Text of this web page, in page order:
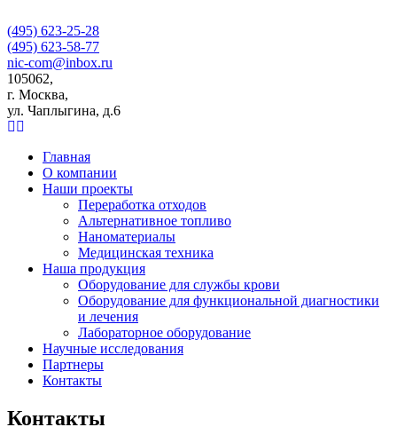
(495) 623-25-28
(495) 623-58-77
nic-com@inbox.ru
105062,
г. Москва,
ул. Чаплыгина, д.6
Главная
О компании
Наши проекты
Переработка отходов
Альтернативное топливо
Наноматериалы
Медицинская техника
Наша продукция
Оборудование для службы крови
Оборудование для функциональной диагностики
и лечения
Лабораторное оборудование
Научные исследования
Партнеры
Контакты
Контакты